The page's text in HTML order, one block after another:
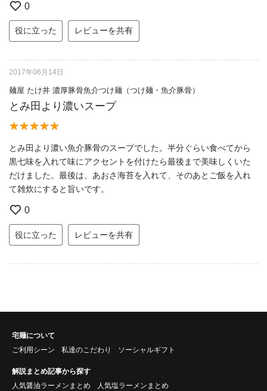
0
役に立った レビューを共有
2017年06月14日
麺屋 たけ井 濃厚豚骨魚介つけ麺（つけ麺・魚介豚骨）
とみ田より濃いスープ
とみ田より濃い魚介豚骨のスープでした。半分ぐらい食べてから
黒七味を入れて味にアクセントを付けたら最後まで美味しくいた
だけました。最後は、あおさ海苔を入れて、そのあとご飯を入れ
て雑炊にすると旨いです。
0
役に立った レビューを共有
宅麺について
ご利用シーン
私達のこだわり ソーシャルギフト
解説まとめ記事から探す
人気醤油ラーメンまとめ
人気塩ラーメンまとめ